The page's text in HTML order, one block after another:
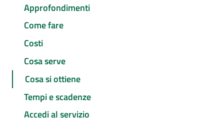
Approfondimenti
Come fare
Costi
Cosa serve
Cosa si ottiene
Tempi e scadenze
Accedi al servizio